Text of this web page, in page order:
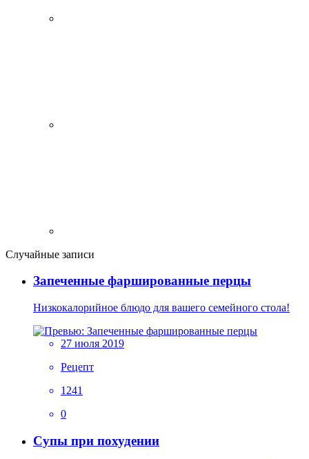
Случайные записи
Запеченные фаршированные перцы
Низкокалорийное блюдо для вашего семейного стола!
27 июля 2019
Рецепт
1241
0
Супы при похудении